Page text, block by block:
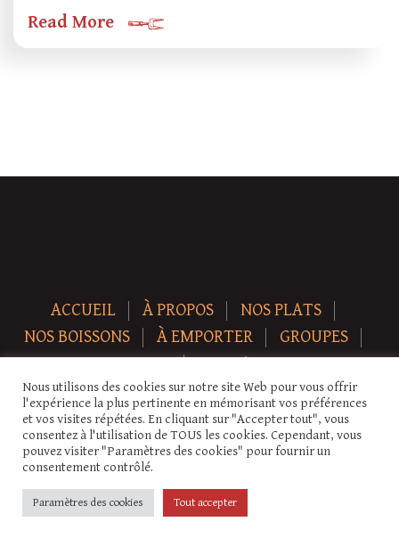
Read More
ACCUEIL À PROPOS
NOS PLATS
NOS BOISSONS
À EMPORTER
GROUPES
NEWS
CONTACT
Copyright © 2026 Auberge-ecurie. Tous droits réservés.
Nous utilisons des cookies sur notre site Web pour vous offrir
l'expérience la plus pertinente en mémorisant vos préférences
et vos visites répétées. En cliquant sur "Accepter tout", vous
consentez à l'utilisation de TOUS les cookies. Cependant, vous
pouvez visiter "Paramètres des cookies" pour fournir un
consentement contrôlé.
Paramètres des cookies Tout accepter